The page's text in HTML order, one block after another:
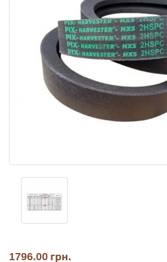
1796.00 грн.